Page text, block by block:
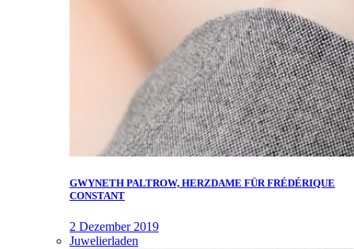
GWYNETH PALTROW, HERZDAME FÜR FRÉDÉRIQUE
CONSTANT
2 Dezember 2019
Juwelierladen